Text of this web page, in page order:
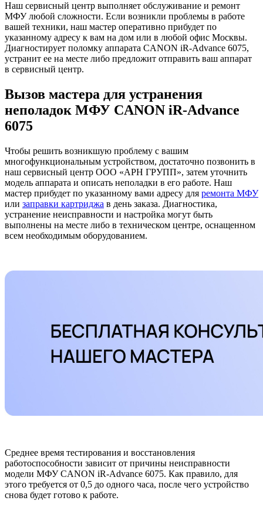
Наш сервисный центр выполняет обслуживание и ремонт
МФУ любой сложности. Если возникли проблемы в работе
вашей техники, наш мастер оперативно прибудет по
указанному адресу к вам на дом или в любой офис Москвы.
Диагностирует поломку аппарата CANON iR-Advance 6075,
устранит ее на месте либо предложит отправить ваш аппарат
в сервисный центр.
Вызов мастера для устранения
неполадок МФУ CANON iR-Advance
6075
Чтобы решить возникшую проблему с вашим
многофункциональным устройством, достаточно позвонить в
наш сервисный центр ООО «АРН ГРУПП», затем уточнить
модель аппарата и описать неполадки в его работе. Наш
мастер прибудет по указанному вами адресу для ремонта МФУ
или заправки картриджа в день заказа. Диагностика,
устранение неисправности и настройка могут быть
выполнены на месте либо в техническом центре, оснащенном
всем необходимым оборудованием.
Среднее время тестирования и восстановления
работоспособности зависит от причины неисправности
модели МФУ CANON iR-Advance 6075. Как правило, для
этого требуется от 0,5 до одного часа, после чего устройство
снова будет готово к работе.